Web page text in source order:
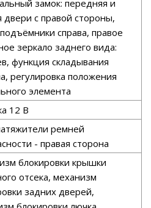
замок: передняя и
двери с правой стороны,
справа, правое
зеркало заднего вида:
функция складывания
регулировка положения
элемента
12 В
ремней
- правая сторона
блокировки крышки
отсека, механизм
задних дверей,